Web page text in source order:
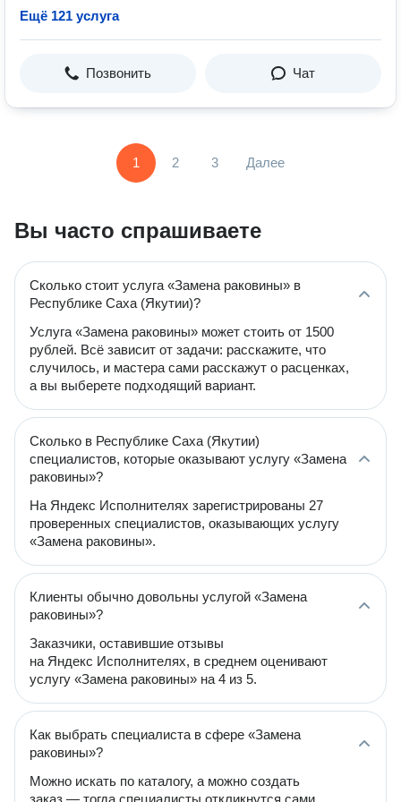
Ещё 121 услуга
Позвонить Чат
1 2 3 Далее
Вы часто спрашиваете
Сколько стоит услуга «Замена раковины» в
Республике Саха (Якутии)?
Услуга «Замена раковины» может стоить от 1500
рублей. Всё зависит от задачи: расскажите, что
случилось, и мастера сами расскажут о расценках,
а вы выберете подходящий вариант.
Сколько в Республике Саха (Якутии)
специалистов, которые оказывают услугу «Замена
раковины»?
На Яндекс Исполнителях зарегистрированы 27
проверенных специалистов, оказывающих услугу
«Замена раковины».
Клиенты обычно довольны услугой «Замена
раковины»?
Заказчики, оставившие отзывы
на Яндекс Исполнителях, в среднем оценивают
услугу «Замена раковины» на 4 из 5.
Как выбрать специалиста в сфере «Замена
раковины»?
Можно искать по каталогу, а можно создать
заказ — тогда специалисты откликнутся сами.